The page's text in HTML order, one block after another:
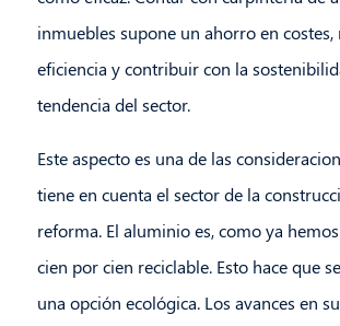
inmuebles supone un ahorro en costes,
eficiencia y contribuir con la
tendencia del sector.
Este aspecto es una de las
tiene en cuenta el sector de la
reforma. El aluminio es, como ya
cien por cien reciclable. Esto hace que
una opción ecológica. Los avances en